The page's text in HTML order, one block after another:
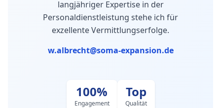
langjähriger Expertise in der
Personaldienstleistung stehe ich für
exzellente Vermittlungserfolge.
w.albrecht@soma-expansion.de
100%
Engagement
Top
Qualität